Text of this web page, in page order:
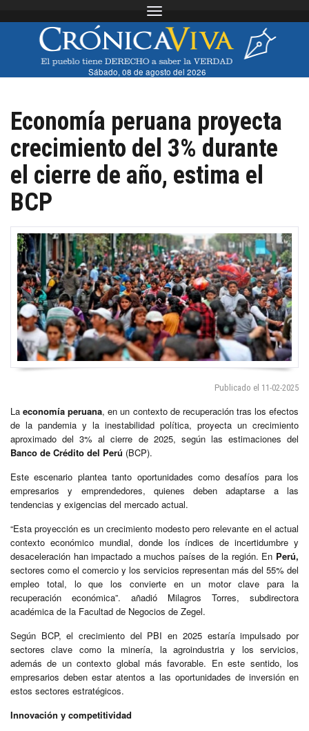
Toggle navigation
Sábado, 08 de agosto del 2026
Economía peruana proyecta
crecimiento del 3% durante
el cierre de año, estima el
BCP
Publicado el 11-02-2025
Laeconomía peruana, en un contexto de recuperación tras los efectos
de la pandemia y la inestabilidad política, proyecta un crecimiento
aproximado del 3% al cierre de 2025, según las estimaciones del
Banco de Crédito del Perú (BCP).
Este escenario plantea tanto oportunidades como desafíos para los
empresarios y emprendedores, quienes deben adaptarse a las
tendencias y exigencias del mercado actual.
“Esta proyección es un crecimiento modesto pero relevante en el actual
contexto económico mundial, donde los índices de incertidumbre y
desaceleración han impactado a muchos países de la región. En Perú,
sectores como el comercio y los servicios representan más del 55% del
empleo total, lo que los convierte en un motor clave para la
recuperación económica”. añadió Milagros Torres, subdirectora
académica de la Facultad de Negocios de Zegel.
Según BCP, el crecimiento del PBI en 2025 estaría impulsado por
sectores clave como la minería, la agroindustria y los servicios,
además de un contexto global más favorable. En este sentido, los
empresarios deben estar atentos a las oportunidades de inversión en
estos sectores estratégicos.
Innovación y competitividad